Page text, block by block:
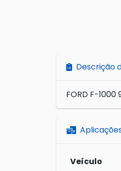
Descrição
FORD F-1000
Veículo